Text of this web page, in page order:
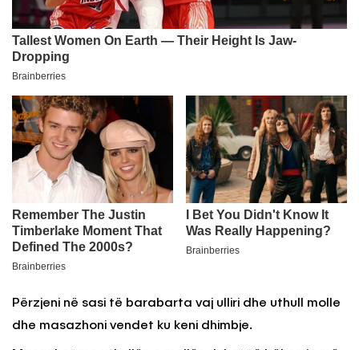
Përzjeni në sasi të barabarta vaj ulliri dhe uthull molle
dhe masazhoni vendet ku keni dhimbje.